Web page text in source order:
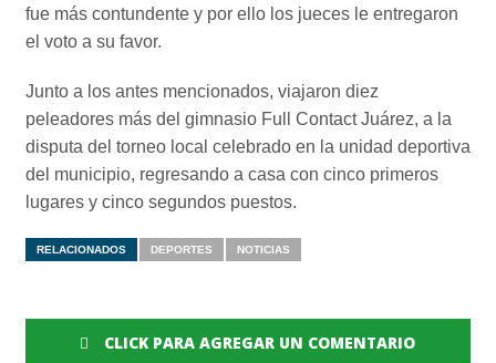
fue más contundente y por ello los jueces le entregaron
el voto a su favor.
Junto a los antes mencionados, viajaron diez
peleadores más del gimnasio Full Contact Juárez, a la
disputa del torneo local celebrado en la unidad deportiva
del municipio, regresando a casa con cinco primeros
lugares y cinco segundos puestos.
RELACIONADOS DEPORTES NOTICIAS
CLICK PARA AGREGAR UN COMENTARIO